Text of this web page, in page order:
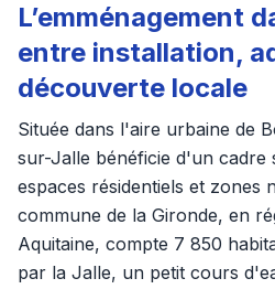
L’emménagement
entre installation,
découverte locale
Située dans l'aire urbaine de
sur-Jalle bénéficie d'un cadre
espaces résidentiels et zones
commune de la Gironde, en
Aquitaine, compte 7 850
par la Jalle, un petit cours